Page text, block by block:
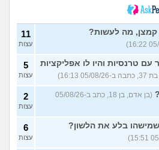
את
2
עצות
3
עצות
לפח,
9
עצות
2
מה לעשות? 11
עצות
עם טרנסיות והיו לו אפליקציות
26 16:13)
5
עצות
(בן אדם, בן 18, כתב ב-05/08/26
2
עצות
בלע את הלשון? 6
עצות